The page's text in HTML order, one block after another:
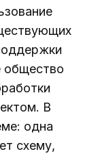
общество
В
одна
схему,